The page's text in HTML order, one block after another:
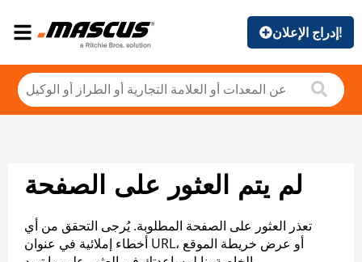
إدراج الإعلان!
لم يتم العثور على الصفحة
تعذر العثور على الصفحة المطلوبة. يُرجى التحقق من أي
أخطاء إملائية في عنوان URL، أو عرض خريطة الموقع